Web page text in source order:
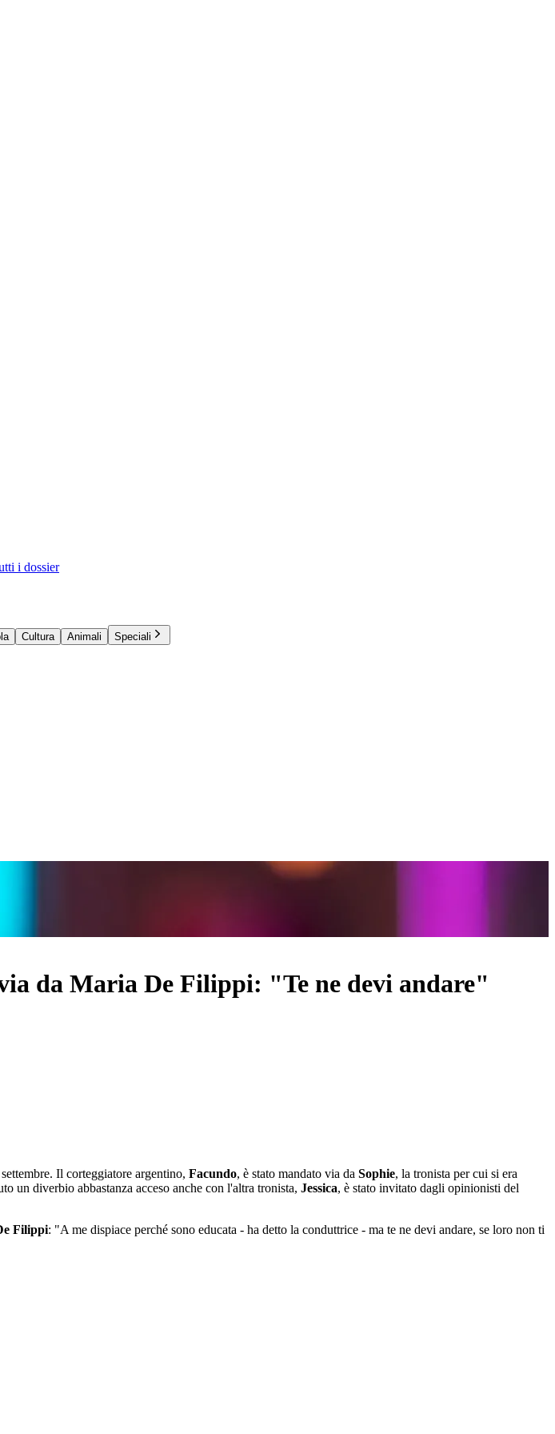
i dossier
Cultura Animali
Speciali
da Maria De Filippi: "Te ne devi andare"
Il corteggiatore argentino, Facundo, è stato mandato via da Sophie, la tronista per cui si era
un diverbio abbastanza acceso anche con l'altra tronista, Jessica, è stato invitato dagli opinionisti del
Filippi: "A me dispiace perché sono educata - ha detto la conduttrice - ma te ne devi andare, se loro non ti